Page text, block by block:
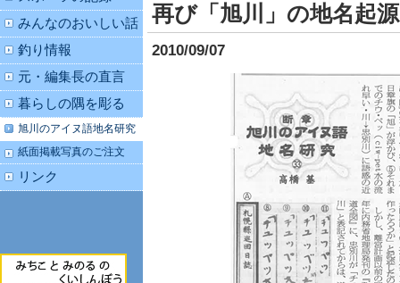
再び「旭川」の地名起
2010/09/07
みんなのおいしい話
釣り情報
元・編集長の直言
暮らしの隅を彫る
旭川のアイヌ語地名研究
紙面掲載写真のご注文
リンク